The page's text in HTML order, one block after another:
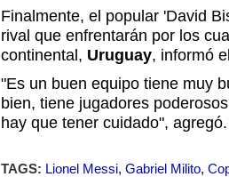
Finalmente, el popular 'David
rival que enfrentarán por los
continental, Uruguay, informó
"Es un buen equipo tiene muy
bien, tiene jugadores
hay que tener cuidado", agregó.
TAGS: Lionel Messi, Gabriel Milito,